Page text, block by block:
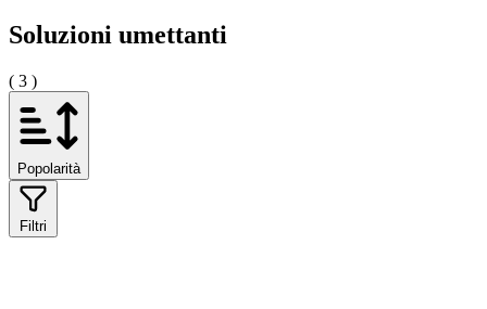
Soluzioni umettanti
( 3 )
Popolarità
Filtri